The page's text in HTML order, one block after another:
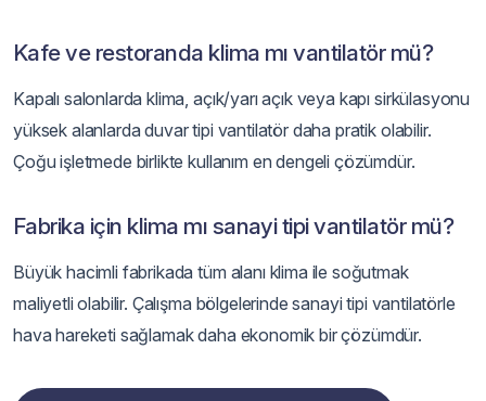
Kafe ve restoranda klima mı vantilatör mü?
Kapalı salonlarda klima, açık/yarı açık veya kapı sirkülasyonu
yüksek alanlarda duvar tipi vantilatör daha pratik olabilir.
Çoğu işletmede birlikte kullanım en dengeli çözümdür.
Fabrika için klima mı sanayi tipi vantilatör mü?
Büyük hacimli fabrikada tüm alanı klima ile soğutmak
maliyetli olabilir. Çalışma bölgelerinde sanayi tipi vantilatörle
hava hareketi sağlamak daha ekonomik bir çözümdür.